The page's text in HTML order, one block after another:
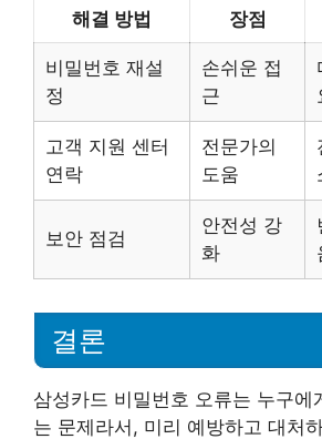
해결 방법 장점
비밀번호 재설
정
손쉬운 접
근
고객 지원 센터
연락
전문가의
도움
보안 점검
안전성 강
화
결론
삼성카드 비밀번호 오류는 누구에
는 문제라서, 미리 예방하고 대처